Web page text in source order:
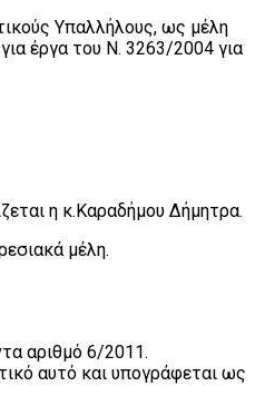
Υπαλλήλους, ως μέλη
έργα του Ν. 3263/2004 για
η κ.Καραδήμου Δήμητρα.
μέλη.
αριθμό 6/2011.
αυτό και υπογράφεται ως